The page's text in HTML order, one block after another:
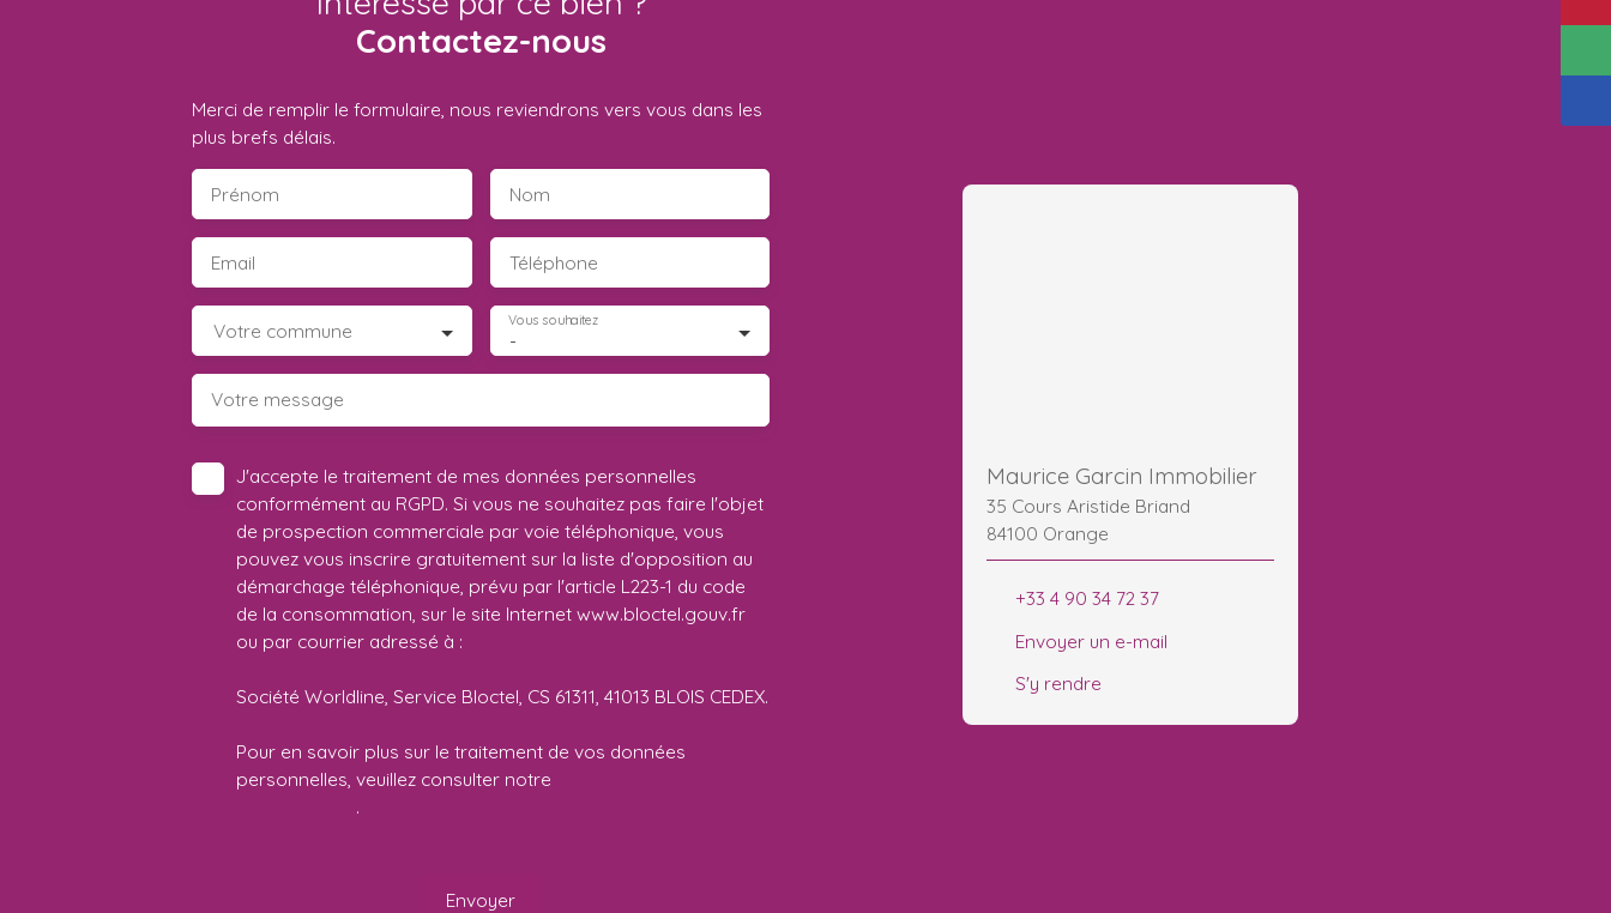
Contactez-nous
Merci de remplir le formulaire, nous reviendrons vers vous dans les
plus brefs délais.
Prénom Nom
Email Téléphone
Votre commune -
Vous souhaitez
Votre message
J'accepte le traitement de mes données personnelles
conformément au RGPD. Si vous ne souhaitez pas faire l'objet
de prospection commerciale par voie téléphonique, vous
pouvez vous inscrire gratuitement sur la liste d'opposition au
démarchage téléphonique, prévu par l'article L223-1 du code
de la consommation, sur le site Internet www.bloctel.gouv.fr
ou par courrier adressé à :
Société Worldline, Service Bloctel, CS 61311, 41013 BLOIS CEDEX.
Pour en savoir plus sur le traitement de vos données
personnelles, veuillez consulter notre
.
Envoyer
Maurice Garcin Immobilier
35 Cours Aristide Briand
84100 Orange
+33 4 90 34 72 37
Envoyer un e-mail
S'y rendre